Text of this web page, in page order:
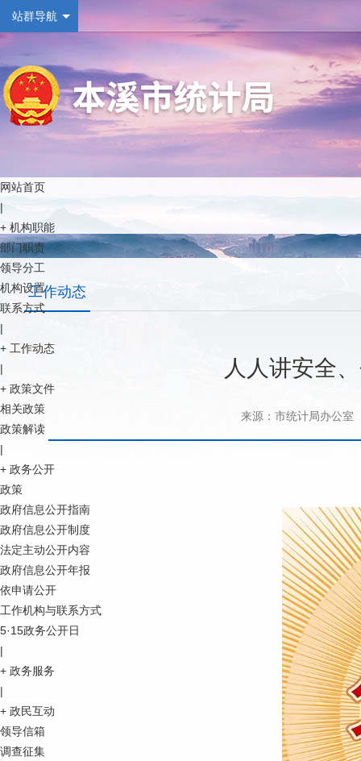
站群导航
网站首页
|
+ 机构职能
部门职责
领导分工
机构设置
联系方式
|
+ 工作动态
|
+ 政策文件
相关政策
政策解读
|
+ 政务公开
政策
政府信息公开指南
政府信息公开制度
法定主动公开内容
政府信息公开年报
依申请公开
工作机构与联系方式
5·15政务公开日
|
+ 政务服务
|
+ 政民互动
领导信箱
调查征集
工作动态
人人讲安全
来源：市统计局办公室